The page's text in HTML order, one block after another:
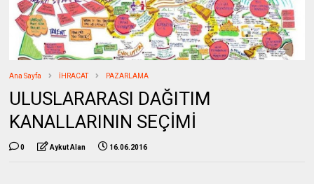
Ana Sayfa İHRACAT PAZARLAMA
ULUSLARARASI DAĞITIM
KANALLARININ SEÇİMİ
0 Aykut Alan 16.06.2016